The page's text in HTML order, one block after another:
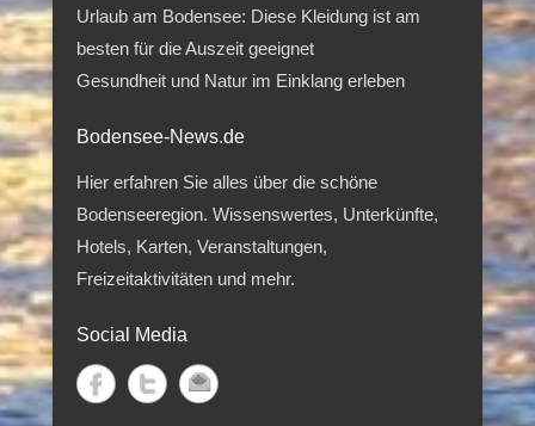
Urlaub am Bodensee: Diese Kleidung ist am
besten für die Auszeit geeignet
Gesundheit und Natur im Einklang erleben
Bodensee-News.de
Hier erfahren Sie alles über die schöne
Bodenseeregion. Wissenswertes, Unterkünfte,
Hotels, Karten, Veranstaltungen,
Freizeitaktivitäten und mehr.
Social Media